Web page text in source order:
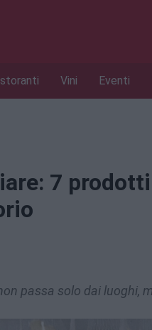
Vini Eventi
7
passa solo dai luoghi,